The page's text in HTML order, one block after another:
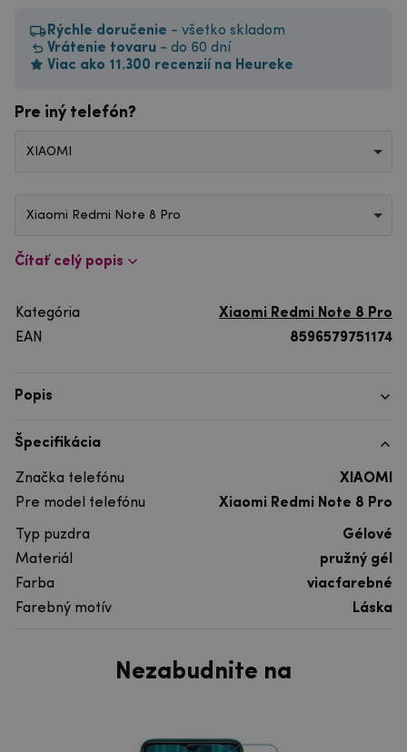
Rýchle doručenie - všetko skladom
Vrátenie tovaru - do 60 dní
Viac ako 11.300 recenzií na Heureke
Pre iný telefón?
XIAOMI
Xiaomi Redmi Note 8 Pro
Čítať celý popis
Kategória
Xiaomi Redmi Note 8 Pro
EAN
8596579751174
Popis
Špecifikácia
Značka telefónu
XIAOMI
Pre model telefónu
Xiaomi Redmi Note 8 Pro
Typ puzdra
Gélové
Materiál
pružný gél
Farba
viacfarebné
Farebný motív
Láska
Nezabudnite na